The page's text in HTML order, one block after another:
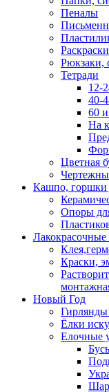
Пеналы
Рюкзаки,
Тетради
12-
40-
60
На
Цветная
Кашпо, горшки
Опоры
Лакокрасочные
Краски,
Новый Год
Гирлянды
Ёлки
Елочные